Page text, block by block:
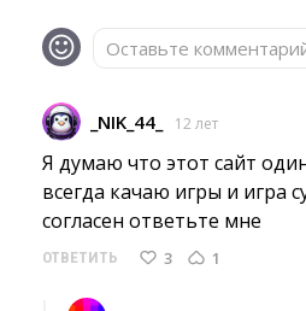
Оставьте
_NIK_44_ 12 лет
Я думаю что этот сайт
всегда качаю игры и игра
согласен ответьте мне
ОТВЕТИТЬ 3 1